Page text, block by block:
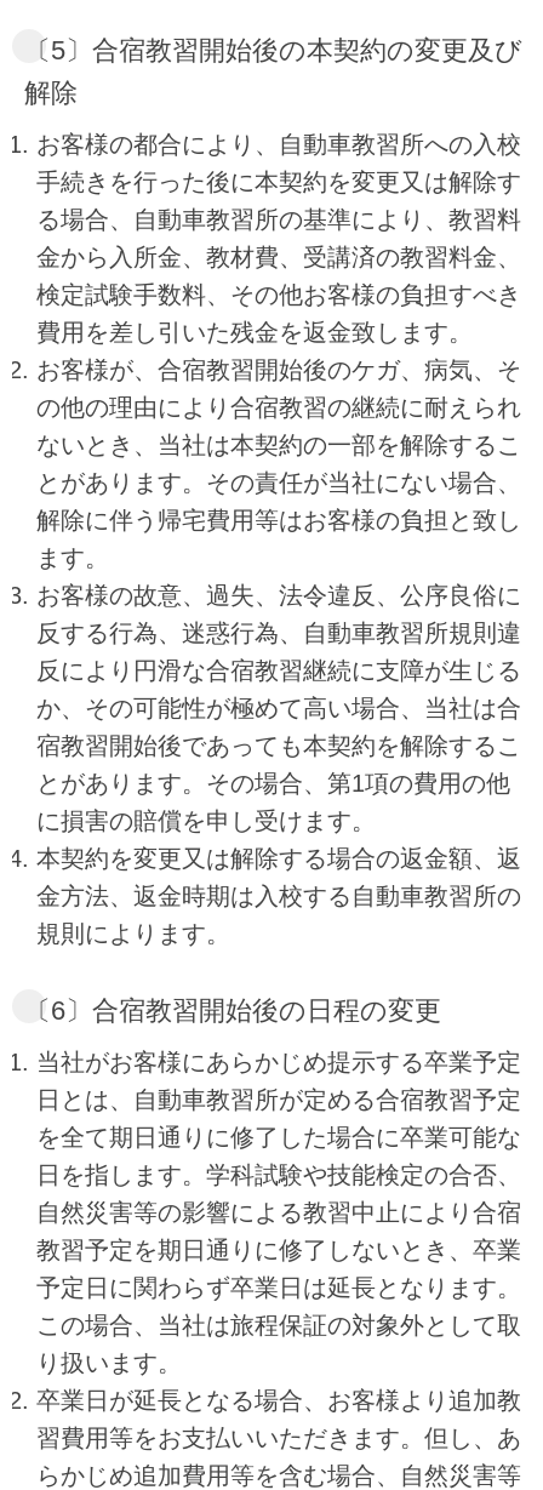
〔5〕合宿教習開始後の本契約の変更及び
解除
お客様の都合により、自動車教習所への入校
手続きを行った後に本契約を変更又は解除す
る場合、自動車教習所の基準により、教習料
金から入所金、教材費、受講済の教習料金、
検定試験手数料、その他お客様の負担すべき
費用を差し引いた残金を返金致します。
お客様が、合宿教習開始後のケガ、病気、そ
の他の理由により合宿教習の継続に耐えられ
ないとき、当社は本契約の一部を解除するこ
とがあります。その責任が当社にない場合、
解除に伴う帰宅費用等はお客様の負担と致し
ます。
お客様の故意、過失、法令違反、公序良俗に
反する行為、迷惑行為、自動車教習所規則違
反により円滑な合宿教習継続に支障が生じる
か、その可能性が極めて高い場合、当社は合
宿教習開始後であっても本契約を解除するこ
とがあります。その場合、第1項の費用の他
に損害の賠償を申し受けます。
本契約を変更又は解除する場合の返金額、返
金方法、返金時期は入校する自動車教習所の
規則によります。
〔6〕合宿教習開始後の日程の変更
当社がお客様にあらかじめ提示する卒業予定
日とは、自動車教習所が定める合宿教習予定
を全て期日通りに修了した場合に卒業可能な
日を指します。学科試験や技能検定の合否、
自然災害等の影響による教習中止により合宿
教習予定を期日通りに修了しないとき、卒業
予定日に関わらず卒業日は延長となります。
この場合、当社は旅程保証の対象外として取
り扱います。
卒業日が延長となる場合、お客様より追加教
習費用等をお支払いいただきます。但し、あ
らかじめ追加費用等を含む場合、自然災害等